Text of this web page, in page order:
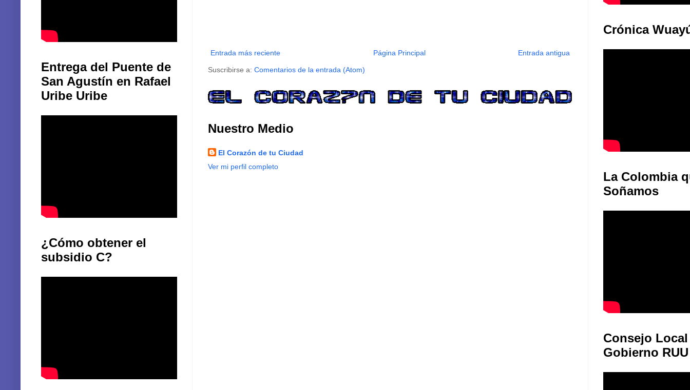
Entrada más reciente Entrada antigua
Página Principal
Suscribirse a: Comentarios de la entrada (Atom)
Nuestro Medio
El Corazón de tu Ciudad
Ver mi perfil completo
Entrega del Puente de
San Agustín en Rafael
Uribe Uribe
¿Cómo obtener el
subsidio C?
Crónica
La Colombia
Soñamos
Consejo
Gobierno RUU